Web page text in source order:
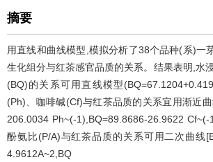
摘要
用直线和曲线模型,模拟分析了38个品种(系)一
生化组分与红茶感官品质的关系。结果表明,水
(BQ)的关系可用直线模型
(Ph)、咖啡碱(Cf)与红茶品质的关系宜用渐近曲
206.0034 Ph~(-1),BQ=89.8686-26.9622 Cf~(-
酚氨比(P/A)与红茶品质的关系可用二次曲线
4.9612A~2,BQ